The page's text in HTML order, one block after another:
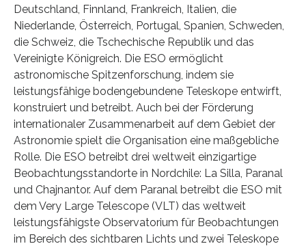
Deutschland, Finnland, Frankreich, Italien, die
Niederlande, Österreich, Portugal, Spanien, Schweden,
die Schweiz, die Tschechische Republik und das
Vereinigte Königreich. Die ESO ermöglicht
astronomische Spitzenforschung, indem sie
leistungsfähige bodengebundene Teleskope entwirft,
konstruiert und betreibt. Auch bei der Förderung
internationaler Zusammenarbeit auf dem Gebiet der
Astronomie spielt die Organisation eine maßgebliche
Rolle. Die ESO betreibt drei weltweit einzigartige
Beobachtungsstandorte in Nordchile: La Silla, Paranal
und Chajnantor. Auf dem Paranal betreibt die ESO mit
dem Very Large Telescope (VLT) das weltweit
leistungsfähigste Observatorium für Beobachtungen
im Bereich des sichtbaren Lichts und zwei Teleskope